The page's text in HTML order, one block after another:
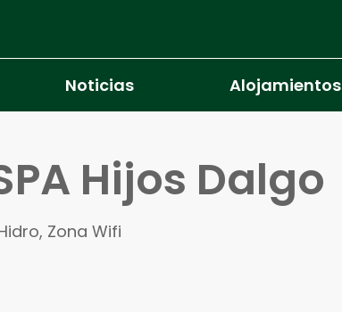
Noticias Alojamientos
Hijos Dalgo
Zona Wifi